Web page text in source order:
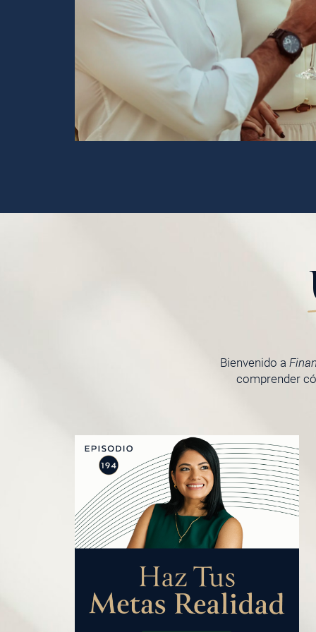
Bienvenido a
comprender